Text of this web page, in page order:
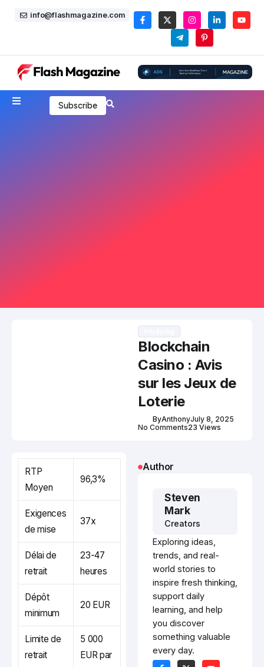
info@flashmagazine.com
Subscribe
Blockchain
Casino : Avis
sur les Jeux de
Loterie
ByAnthonyJuly 8, 2025
No Comments23 Views
RTP
Moyen
96,3%
Exigences
de mise
37x
Délai de
retrait
23-47
heures
Dépôt
minimum
20 EUR
Limite de
retrait
5 000
EUR par
Author
Steven
Mark
Creators
Exploring ideas,
trends, and real-
world stories to
inspire fresh thinking,
support daily
learning, and help
you discover
something valuable
every day.